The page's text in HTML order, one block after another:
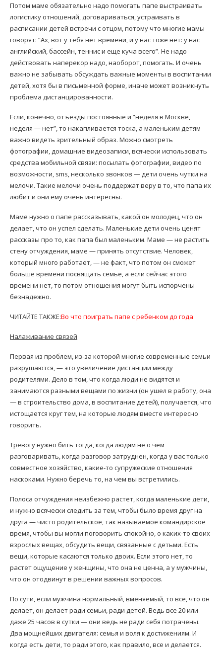
Потом маме обязательно надо помогать папе выстраивать
логистику отношений, договариваться, устраивать в
расписании детей встречи с отцом, потому что многие мамы
говорят: “Ах, вот у тебя нет времени, и у нас тоже нет: у нас
английский, бассейн, теннис и еще куча всего”. Не надо
действовать наперекор надо, наоборот, помогать. И очень
важно не забывать обсуждать важные моменты в воспитании
детей, хотя бы в письменной форме, иначе может возникнуть
проблема дистанцированности.
Если, конечно, отъезды постоянные и “неделя в Москве,
неделя — нет”, то накапливается тоска, а маленьким детям
важно видеть зрительный образ. Можно смотреть
фотографии, домашние видеозаписи, всячески использовать
средства мобильной связи: посылать фотографии, видео по
возможности, sms, несколько звонков — дети очень чутки на
мелочи. Такие мелочи очень поддержат веру в то, что папа их
любит и они ему очень интересны.
Маме нужно о папе рассказывать, какой он молодец, что он
делает, что он успел сделать. Маленькие дети очень ценят
рассказы про то, как папа был маленьким. Маме — не растить
стену отчуждения, маме — принять отсутствие. Человек,
который много работает, — не факт, что потом он сможет
больше времени посвящать семье, а если сейчас этого
времени нет, то потом отношения могут быть испорчены
безнадежно.
ЧИТАЙТЕ ТАКЖЕ:Во что поиграть папе с ребенком до года
Налаживание связей
Первая из проблем, из-за которой многие современные семьи
разрушаются, — это увеличение дистанции между
родителями. Дело в том, что когда люди не видятся и
занимаются разными вещами по жизни (он ушел в работу, она
— в строительство дома, в воспитание детей), получается, что
истощается круг тем, на которые людям вместе интересно
говорить.
Тревогу нужно бить тогда, когда людям не о чем
разговаривать, когда разговор затруднен, когда у вас только
совместное хозяйство, какие-то супружеские отношения
наскоками. Нужно беречь то, на чем вы встретились.
Полоса отчуждения неизбежно растет, когда маленькие дети,
и нужно всячески следить за тем, чтобы было время друг на
друга — чисто родительское, так называемое командирское
время, чтобы вы могли поговорить спокойно, о каких-то своих
взрослых вещах, обсудить вещи, связанные с детьми. Есть
вещи, которые касаются только двоих. Если этого нет, то
растет ощущение у женщины, что она не ценна, а у мужчины,
что он отодвинут в решении важных вопросов.
По сути, если мужчина нормальный, вменяемый, то все, что он
делает, он делает ради семьи, ради детей. Ведь все 20 или
даже 25 часов в сутки — они ведь не ради себя потрачены.
Два мощнейших двигателя: семья и воля к достижениям. И
когда есть дети, то ради этого, как правило, все и делается.